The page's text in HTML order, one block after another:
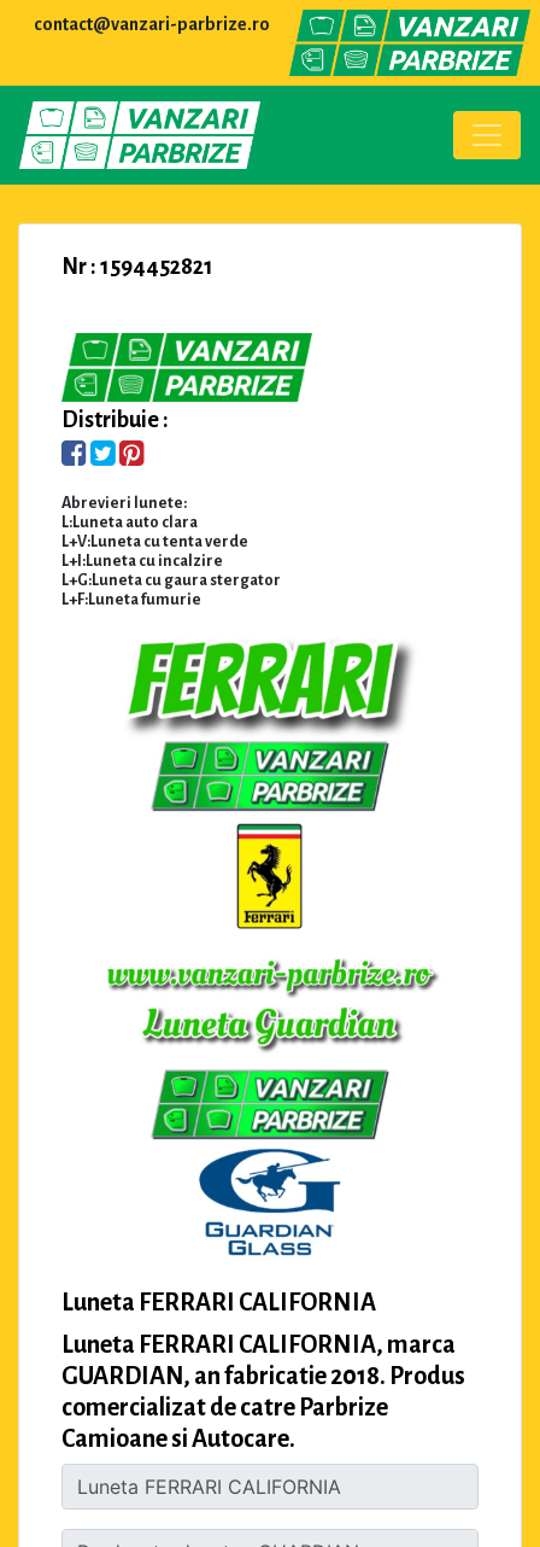
contact@vanzari-parbrize.ro
Nr : 1594452821
Distribuie :
Abrevieri lunete:
L:Luneta auto clara
L+V:Luneta cu tenta verde
L+I:Luneta cu incalzire
L+G:Luneta cu gaura stergator
L+F:Luneta fumurie
Luneta FERRARI CALIFORNIA
Luneta FERRARI CALIFORNIA, marca
GUARDIAN, an fabricatie 2018. Produs
comercializat de catre Parbrize
Camioane si Autocare.